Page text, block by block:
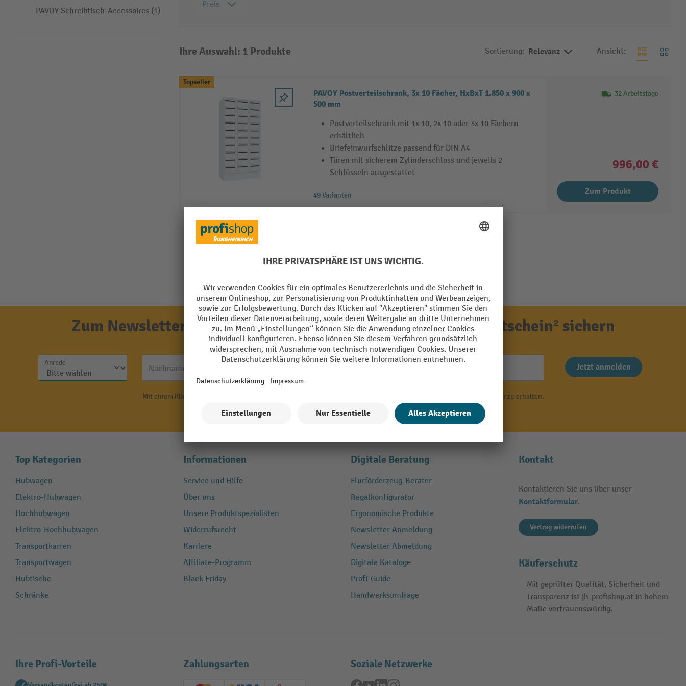
PAVOY Schreibtisch-Accessoires (1)
Preis
Ihre Auswahl: 1 Produkte Sortierung: Relevanz Ansicht:
Topseller
PAVOY Postverteilschrank, 3x 10 Fächer, HxBxT 1.850 x 900 x
500 mm
Postverteilschrank mit 1x 10, 2x 10 oder 3x 10 Fächern
erhältlich
Briefeinwurfschlitze passend für DIN A4
Türen mit sicherem Zylinderschloss und jeweils 2
Schlüsseln ausgestattet
49 Varianten
32 Arbeitstage
996,00 €
Zum Produkt
Zum Newsletter anmelden und bis zu -10 % Willkommensgutschein² sichern
Anrede
Nachname Jetzt anmelden
Mit einem Klick auf "Anmelden" erklären Sie sich bereit, Werbung von Jungheinrich PROFISHOP in Form von Newsletter zu erhalten.
Nähere Informationen zur Datenverarbeitung beim Newsletter finden Sie
Top Kategorien
Hubwagen
Elektro-Hubwagen
Hochhubwagen
Elektro-Hochhubwagen
Transportkarren
Transportwagen
Hubtische
Schränke
Informationen
Service und Hilfe
Über uns
Unsere Produktspezialisten
Widerrufsrecht
Karriere
Affiliate-Programm
Black Friday
Digitale Beratung
Flurförderzeug-Berater
Regalkonfigurator
Ergonomische Produkte
Newsletter Anmeldung
Newsletter Abmeldung
Digitale Kataloge
Profi-Guide
Handwerksumfrage
Kontakt
Kontaktieren Sie uns über unser
Kontaktformular.
Vertrag widerrufen
Käuferschutz
Mit geprüfter Qualität, Sicherheit und
Transparenz ist jh-profishop.at in hohem
Maße vertrauenswürdig.
Ihre Profi-Vorteile Zahlungsarten Soziale Netzwerke